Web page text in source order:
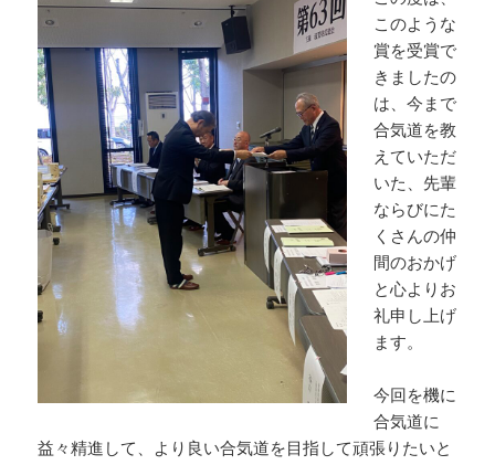
このような
賞を受賞で
きましたの
は、今まで
合気道を教
えていただ
いた、先輩
ならびにた
くさんの仲
間のおかげ
と心よりお
礼申し上げ
ます。
今回を機に
合気道に
益々精進して、より良い合気道を目指して頑張りたいと